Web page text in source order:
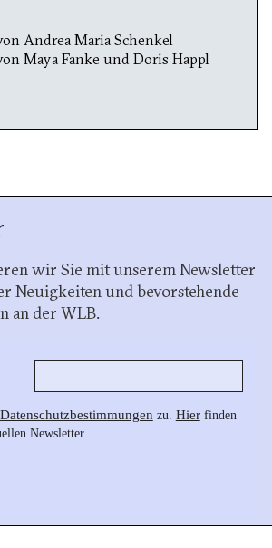
Andrea Maria Schenkel
Maya Fanke und Doris Happl
wir Sie mit unserem Newsletter
Neuigkeiten und bevorstehende
an der WLB.